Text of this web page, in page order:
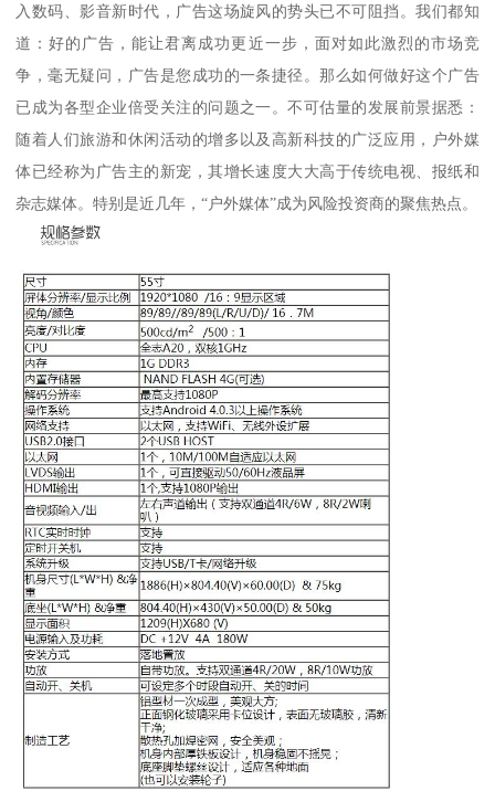
入数码、影音新时代，广告这场旋风的势头已不可阻挡。我们都知
道：好的广告，能让君离成功更近一步，面对如此激烈的市场竞
争，毫无疑问，广告是您成功的一条捷径。那么如何做好这个广告
已成为各型企业倍受关注的问题之一。不可估量的发展前景据悉：
随着人们旅游和休闲活动的增多以及高新科技的广泛应用，户外媒
体已经称为广告主的新宠，其增长速度大大高于传统电视、报纸和
杂志媒体。特别是近几年，“户外媒体”成为风险投资商的聚焦热点。